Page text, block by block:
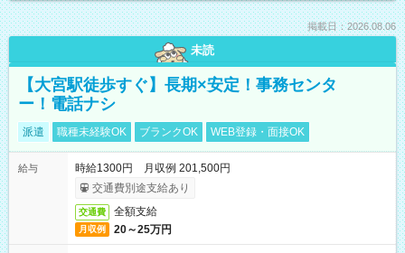
掲載日：2026.08.06
未読
【大宮駅徒歩すぐ】長期×安定！事務センタ
ー！電話ナシ
派遣 職種未経験OK ブランクOK WEB登録・面接OK
給与
時給1300円 月収例 201,500円
交通費別途支給あり
交通費 全額支給
月収例 20～25万円